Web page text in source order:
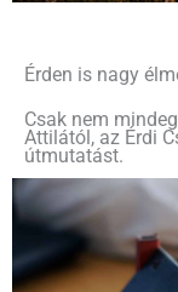
Érden is nagy
Csak nem
Attilától, az Érdi
útmutatást.